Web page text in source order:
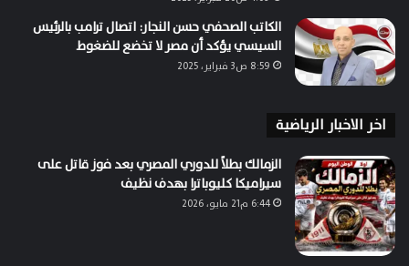
الكاتب الصحفي حسن النجار: اتصال ترامب بالرئيس
السيسي يؤكد أن مصر لا تخضع للضغوط
8:59 ص3 فبراير، 2025
اخر الاخبار الرياضية
الزمالك بطلاً للدوري المصري بعد فوز قاتل على
سيراميكا كليوباترا بهدف نظيف
6:44 م21 مايو، 2026